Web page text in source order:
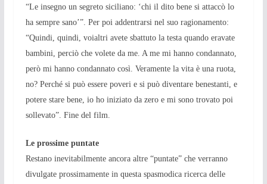
“Le insegno un segreto siciliano: ‘chi il dito bene si attaccò lo
ha sempre sano’”. Per poi addentrarsi nel suo ragionamento:
“Quindi, quindi, voialtri avete sbattuto la testa quando eravate
bambini, perciò che volete da me. A me mi hanno condannato,
però mi hanno condannato così. Veramente la vita è una ruota,
no? Perché si può essere poveri e si può diventare benestanti, e
potere stare bene, io ho iniziato da zero e mi sono trovato poi
sollevato”. Fine del film.
Le prossime puntate
Restano inevitabilmente ancora altre “puntate” che verranno
divulgate prossimamente in questa spasmodica ricerca delle